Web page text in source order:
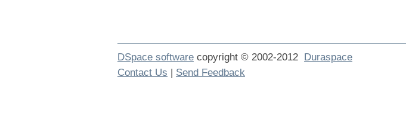
DSpace software copyright © 2002-2012 Duraspace
Contact Us | Send Feedback